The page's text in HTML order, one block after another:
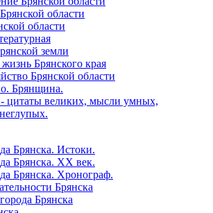
области
области
земли
Брянского края
Брянской области
Брянщина.
цитаты великих, мысли умных,
Брянска. Истоки.
Брянска. XX век.
Брянска. Хронограф.
Брянска
Брянска